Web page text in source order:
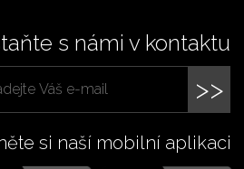
s námi v kontaktu
>>
si naší mobilní aplikaci